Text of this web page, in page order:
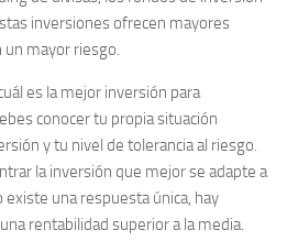
inversiones ofrecen mayores
mayor riesgo.
es la mejor inversión para
conocer tu propia situación
y tu nivel de tolerancia al riesgo.
la inversión que mejor se adapte a
una respuesta única, hay
rentabilidad superior a la media.